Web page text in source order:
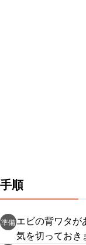
手順
準備 エビの背ワタが
気を切っておき